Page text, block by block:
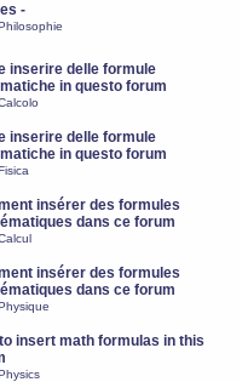
-
inserire delle formule
in questo forum
inserire delle formule
in questo forum
insérer des formules
dans ce forum
insérer des formules
dans ce forum
insert math formulas in this